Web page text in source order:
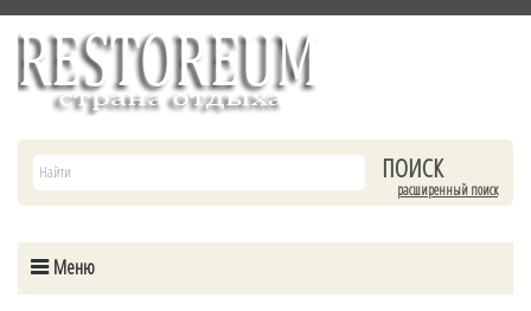
расширенный поиск
Меню